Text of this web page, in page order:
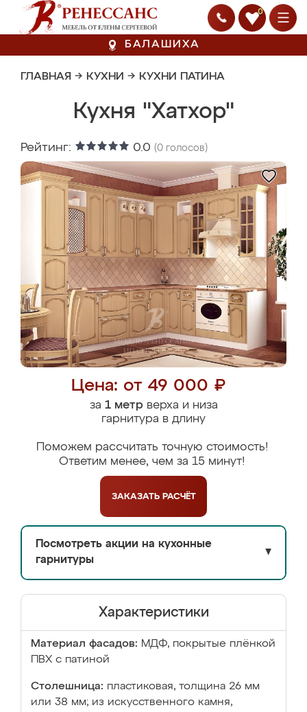
0
БАЛАШИХА
ГЛАВНАЯ → КУХНИ → КУХНИ ПАТИНА
Кухня "Хатхор"
Рейтинг: 0.0 (0 голосов)
Цена: от 49 000 ₽
за 1 метрверха и низа
гарнитура в длину
Поможем рассчитать точную стоимость!
Ответим менее, чем за 15 минут!
ЗАКАЗАТЬ РАСЧЁТ
Посмотреть акции на кухонные
гарнитуры
▼
Характеристики
Материал фасадов: МДФ, покрытые плёнкой
ПВХ с патиной
Столешница: пластиковая, толщина 26 мм
или 38 мм; из искусственного камня,